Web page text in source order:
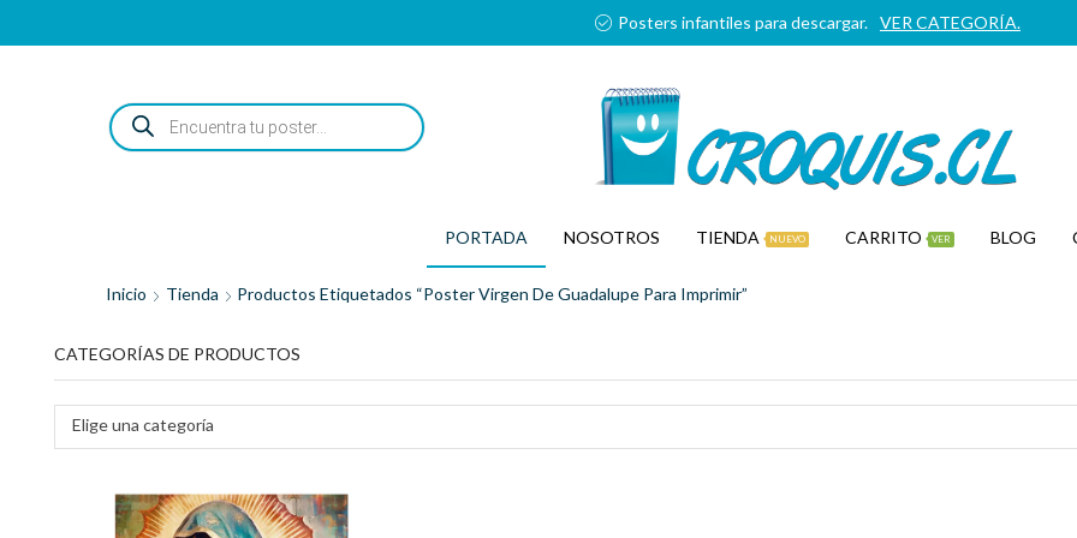
Posters infantiles para descargar. VER CATEGORÍA.
ENCUENTRA
TU
POSTER...
PORTADA NOSOTROS TIENDA NUEVO CARRITO VER BLOG
Inicio Tienda Productos Etiquetados “poster Virgen De Guadalupe Para Imprimir”
CATEGORÍAS DE PRODUCTOS
Elige una categoría